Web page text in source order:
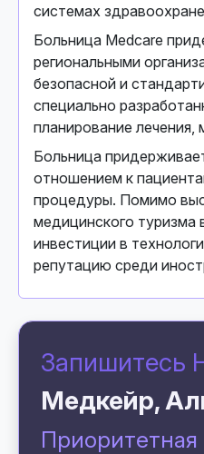
системах
Больница Medcare
региональными
безопасной и
специально
планирование
Больница
отношением к
процедуры. Помимо
медицинского
инвестиции в
репутацию среди
Запишитесь
Медкейр,
Приоритетная